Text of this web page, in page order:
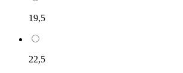
19,5
22,5